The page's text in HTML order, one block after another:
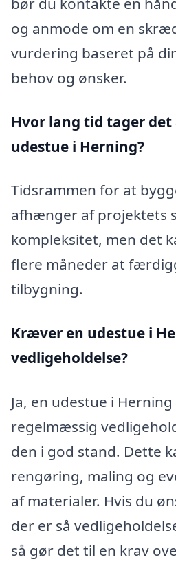
og anmode om en
vurdering baseret på
behov og ønsker.
Hvor lang tid tager det
udestue i Herning?
Tidsrammen for at
afhænger af projektets
kompleksitet, men det
flere måneder at
tilbygning.
Kræver en udestue i
vedligeholdelse?
Ja, en udestue i
regelmæssig
den i god stand. Dette
rengøring, maling og
af materialer. Hvis du
der er så
så gør det til en krav